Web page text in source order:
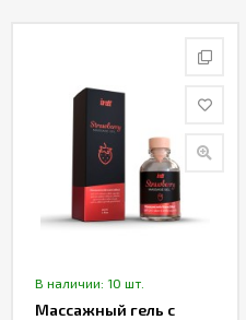
В наличии: 10 шт.
Массажный гель с